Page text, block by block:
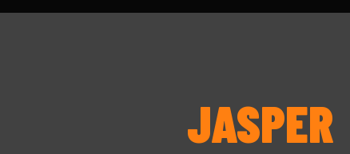
JASPER